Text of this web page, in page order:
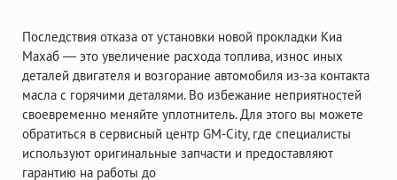
Последствия отказа от установки новой прокладки Киа
Махаб — это увеличение расхода топлива, износ иных
деталей двигателя и возгорание автомобиля из-за контакта
масла с горячими деталями. Во избежание неприятностей
своевременно меняйте уплотнитель. Для этого вы можете
обратиться в сервисный центр GM-City, где специалисты
используют оригинальные запчасти и предоставляют
гарантию на работы до